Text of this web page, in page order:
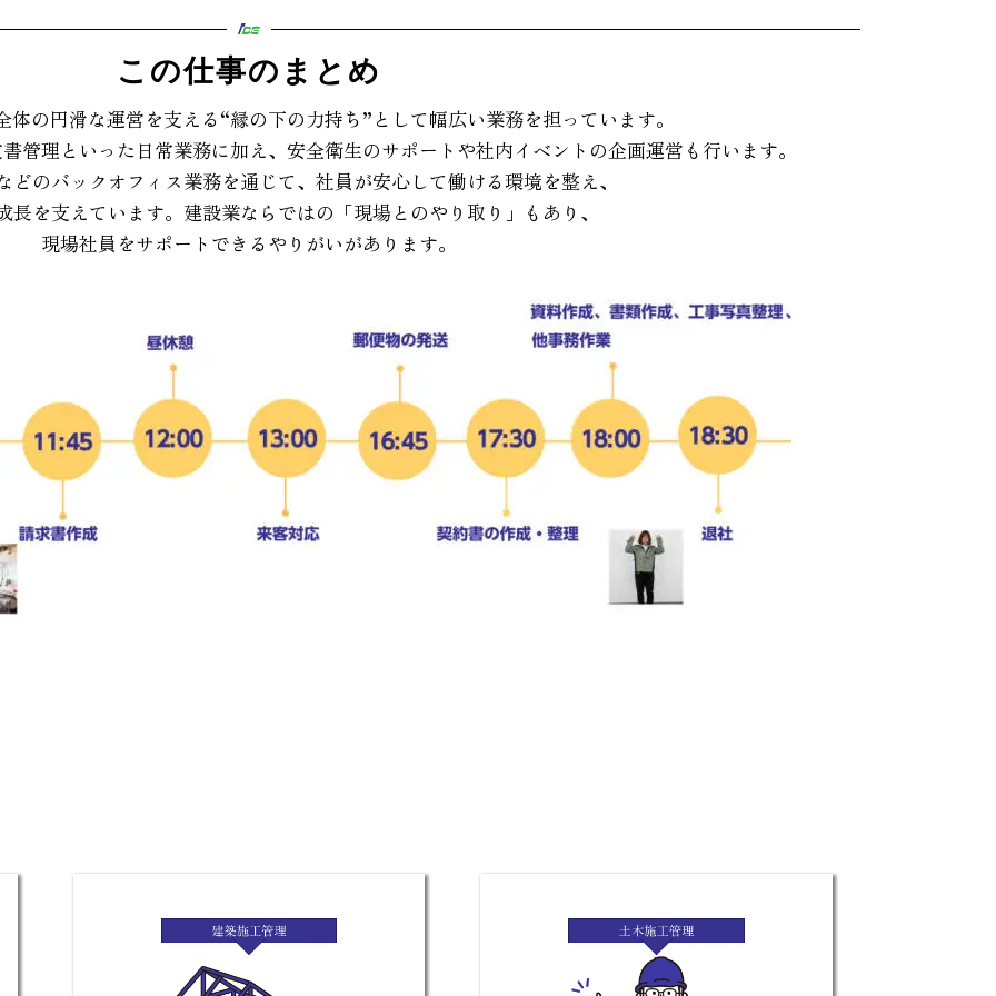
この仕事のまとめ
体の円滑な運営を支える“縁の下の力持ち”として幅広い業務を担っています。
管理といった日常業務に加え、安全衛生のサポートや社内イベントの企画運営も行います。
どのバックオフィス業務を通じて、社員が安心して働ける環境を整え、
長を支えています。建設業ならではの「現場とのやり取り」もあり、
現場社員をサポートできるやりがいがあります。